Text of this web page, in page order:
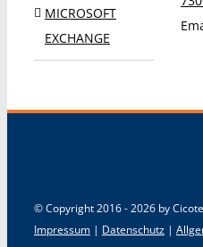
MICROSOFT
EXCHANGE
© Copyright 2016 -2026 by
Impressum | Datenschutz |